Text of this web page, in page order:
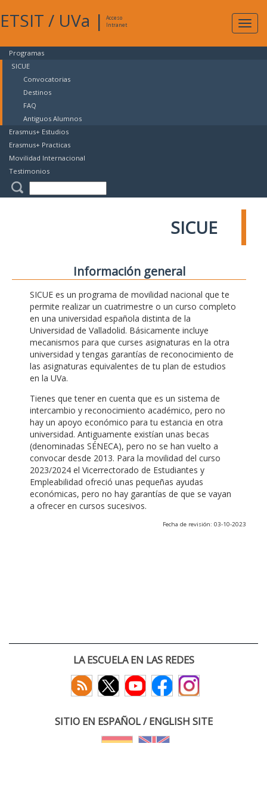
ETSIT / UVa |
Acceso
Intranet
Programas
SICUE
Convocatorias
Destinos
FAQ
Antiguos Alumnos
Erasmus+ Estudios
Erasmus+ Practicas
Movilidad Internacional
Testimonios
SICUE
Información general
SICUE es un programa de movilidad nacional que te
permite realizar un cuatrimestre o un curso completo
en una universidad española distinta de la
Universidad de Valladolid. Básicamente incluye
mecanismos para que curses asignaturas en la otra
universidad y tengas garantías de reconocimiento de
las asignaturas equivalentes de tu plan de estudios
en la UVa.
Tienes que tener en cuenta que es un sistema de
intercambio y reconocimiento académico, pero no
hay un apoyo económico para tu estancia en otra
universidad. Antiguamente existían unas becas
(denominadas SÉNECA), pero no se han vuelto a
convocar desde 2013. Para la movilidad del curso
2023/2024 el Vicerrectorado de Estudiantes y
Empleabilidad ofreció unas pequeñas ayudas
económicas, pero no hay garantías de que se vayan
a ofrecer en cursos sucesivos.
Fecha de revisión: 03-10-2023
LA ESCUELA EN LAS REDES
SITIO EN ESPAÑOL / ENGLISH SITE